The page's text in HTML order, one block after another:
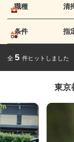
職種 清
条件 指
全 5 件ヒットしました
東京